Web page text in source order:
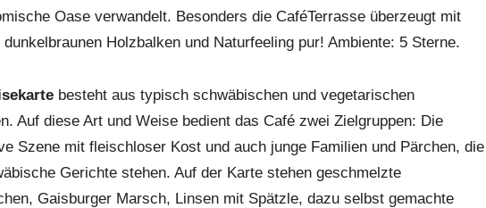
Oase verwandelt. Besonders die Café­Terrasse überzeugt mit
dunkelbraunen Holzbalken und Naturfeeling pur! Ambiente: 5 Sterne.
besteht aus typisch schwäbischen und vegetarischen
Auf diese Art und Weise bedient das Café zwei Zielgruppen: Die
Szene mit fleischloser Kost und auch junge Familien und Pärchen, die
Gerichte stehen. Auf der Karte stehen geschmelzte
Gaisburger Marsch, Linsen mit Spätzle, dazu selbst gemachte